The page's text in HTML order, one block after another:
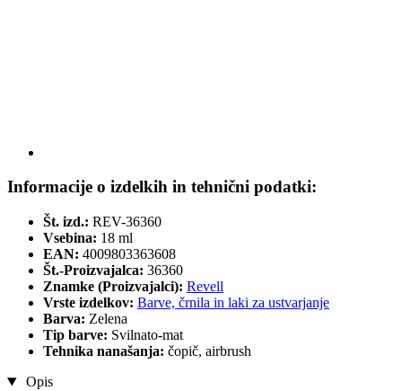
Informacije o izdelkih in tehnični podatki:
Št. izd.: REV-36360
Vsebina: 18 ml
EAN: 4009803363608
Št.-Proizvajalca: 36360
Znamke (Proizvajalci): Revell
Vrste izdelkov: Barve, črnila in laki za ustvarjanje
Barva: Zelena
Tip barve: Svilnato-mat
Tehnika nanašanja: čopič, airbrush
Opis